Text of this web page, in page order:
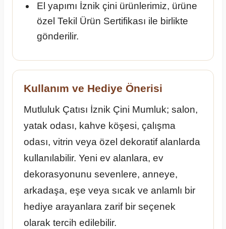
El yapımı İznik çini ürünlerimiz, ürüne
özel Tekil Ürün Sertifikası ile birlikte
gönderilir.
Kullanım ve Hediye Önerisi
Mutluluk Çatısı İznik Çini Mumluk; salon,
yatak odası, kahve köşesi, çalışma
odası, vitrin veya özel dekoratif alanlarda
kullanılabilir. Yeni ev alanlara, ev
dekorasyonunu sevenlere, anneye,
arkadaşa, eşe veya sıcak ve anlamlı bir
hediye arayanlara zarif bir seçenek
olarak tercih edilebilir.